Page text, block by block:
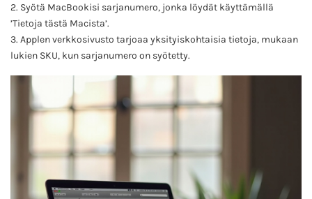
2. Syötä MacBookisi sarjanumero, jonka löydät käyttämällä
’Tietoja tästä Macista’.
3. Applen verkkosivusto tarjoaa yksityiskohtaisia tietoja, mukaan
lukien SKU, kun sarjanumero on syötetty.